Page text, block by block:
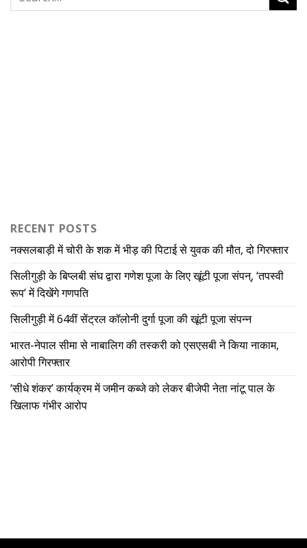
RECENT POSTS
नक्सलबाड़ी में चोरी के शक में भीड़ की पिटाई से युवक की मौत, दो गिरफ्तार
सिलीगुड़ी के बिप्लबी संघ द्वारा गणेश पूजा के लिए खूंटी पूजा संपन्, ‘तपस्वी
रूप’ में दिखेंगे गणपति
सिलीगुड़ी में 64वीं सेंट्रल कॉलोनी दुर्गा पूजा की खूंटी पूजा संपन्न
भारत-नेपाल सीमा से नाबालिग की तस्करी को एसएसबी ने किया नाकाम,
आरोपी गिरफ्तार
‘सीधे शंकर’ कार्यक्रम में जमीन कब्जे को लेकर बीजेपी नेता नांटू पाल के
खिलाफ गंभीर आरोप